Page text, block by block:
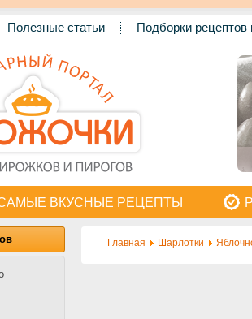
Полезные статьи Подборки рецептов
ВКУСНЫЕ РЕЦЕПТЫ
Главная Шарлотки